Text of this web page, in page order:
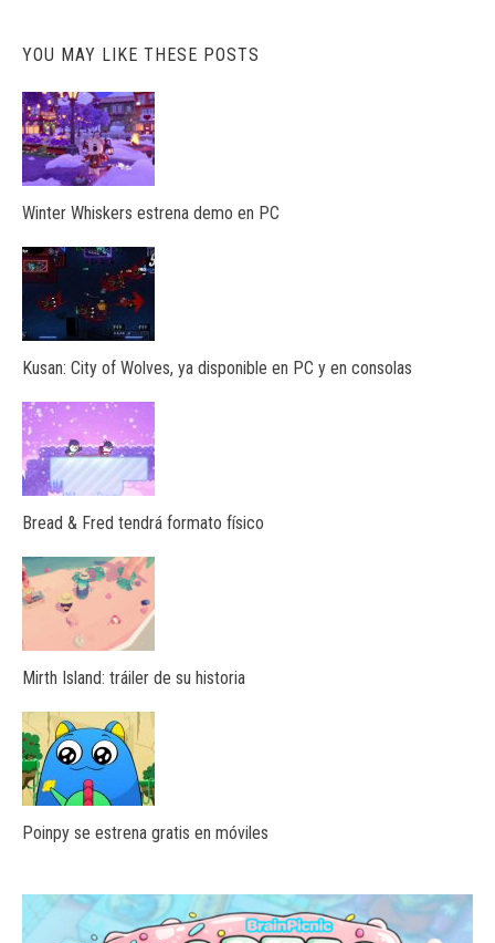
YOU MAY LIKE THESE POSTS
Winter Whiskers estrena demo en PC
Kusan: City of Wolves, ya disponible en PC y en consolas
Bread & Fred tendrá formato físico
Mirth Island: tráiler de su historia
Poinpy se estrena gratis en móviles